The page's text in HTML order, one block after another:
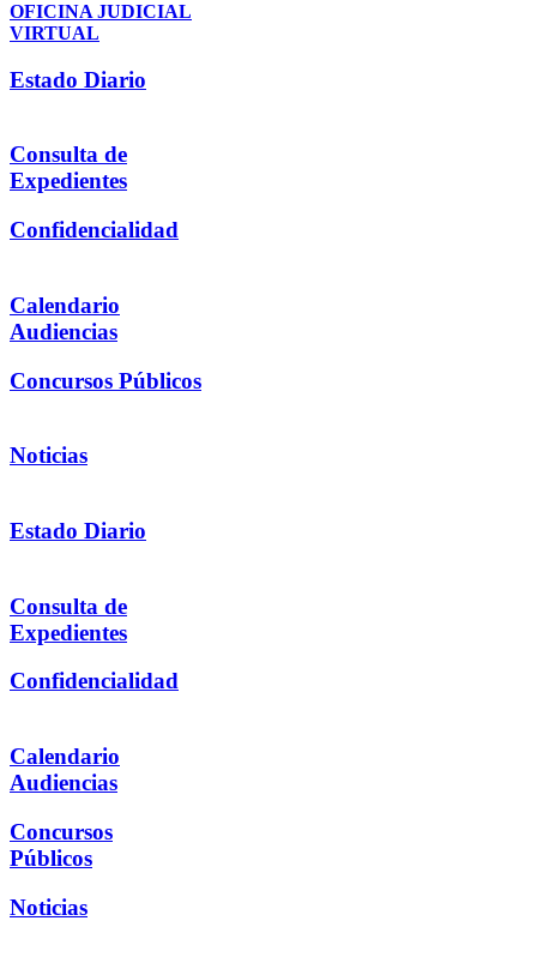
OFICINA JUDICIAL
VIRTUAL
Estado Diario
Consulta de
Expedientes
Confidencialidad
Calendario
Audiencias
Concursos Públicos
Noticias
Estado Diario
Consulta de
Expedientes
Confidencialidad
Calendario
Audiencias
Concursos
Públicos
Noticias